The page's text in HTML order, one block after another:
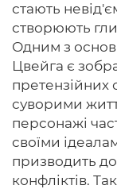
стають
створюють
Одним з
Цвейга є
претензійних
суворими
персонажі
своїми
призводить
конфліктів.